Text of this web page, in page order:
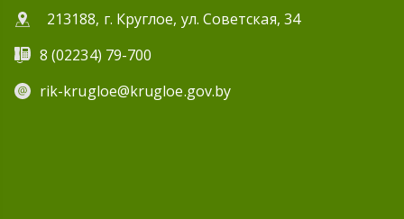
213188, г. Круглое, ул. Советская, 34
8 (02234) 79-700
rik-krugloe@krugloe.gov.by